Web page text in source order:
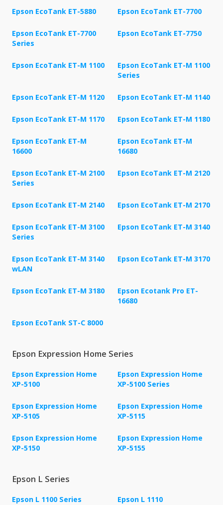
Epson EcoTank ET-5880 Epson EcoTank ET-7700
Epson EcoTank ET-7700
Series
Epson EcoTank ET-7750
Epson EcoTank ET-M 1100
Epson EcoTank ET-M 1100
Series
Epson EcoTank ET-M 1120 Epson EcoTank ET-M 1140
Epson EcoTank ET-M 1170 Epson EcoTank ET-M 1180
Epson EcoTank ET-M
16600
Epson EcoTank ET-M
16680
Epson EcoTank ET-M 2100
Series
Epson EcoTank ET-M 2120
Epson EcoTank ET-M 2140 Epson EcoTank ET-M 2170
Epson EcoTank ET-M 3100
Series
Epson EcoTank ET-M 3140
Epson EcoTank ET-M 3140
wLAN
Epson EcoTank ET-M 3170
Epson EcoTank ET-M 3180
Epson Ecotank Pro ET-
16680
Epson EcoTank ST-C 8000
Epson Expression Home Series
Epson Expression Home
XP-5100
Epson Expression Home
XP-5100 Series
Epson Expression Home
XP-5105
Epson Expression Home
XP-5115
Epson Expression Home
XP-5150
Epson Expression Home
XP-5155
Epson L Series
Epson L 1100 Series Epson L 1110